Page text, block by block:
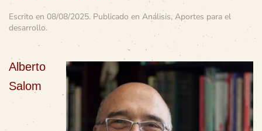
Escrito en 08/08/2025. Publicado en Análisis, Aportes para el
desarrollo.
Alberto
Salom